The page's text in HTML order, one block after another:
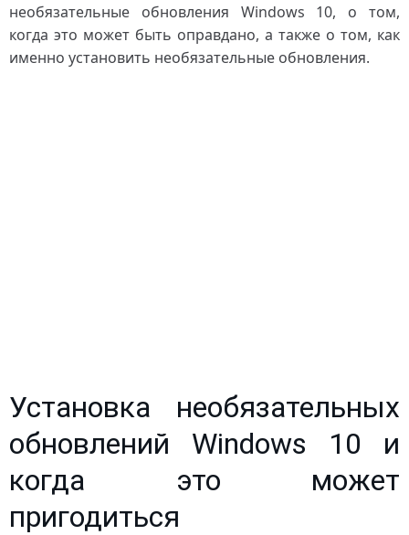
необязательные обновления Windows 10, о том,
когда это может быть оправдано, а также о том, как
именно установить необязательные обновления.
Установка необязательных
обновлений Windows 10 и
когда это может
пригодиться